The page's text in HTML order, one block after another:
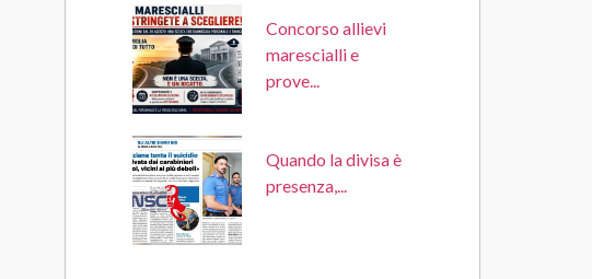
Concorso allievi
marescialli e
prove...
Quando la divisa è
presenza,...